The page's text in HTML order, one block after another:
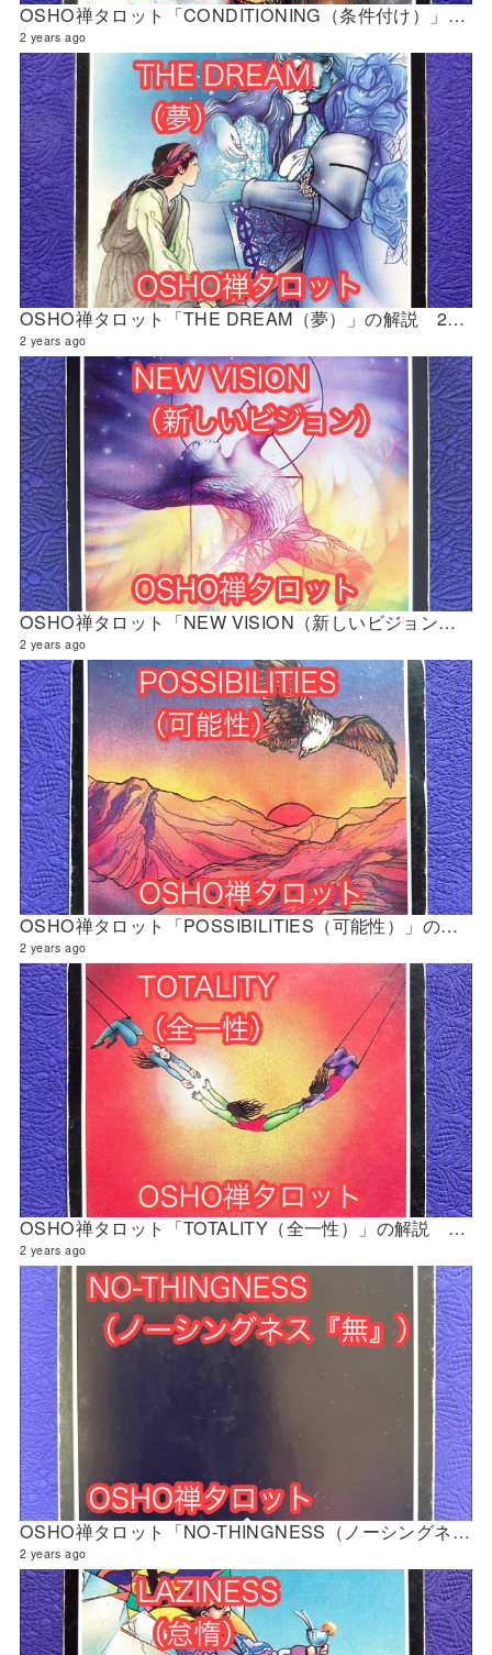
OSHO禅タロット「CONDITIONING（条件付け）」の解説 2024年5月の門鑑定（財門）
2 years ago
OSHO禅タロット「THE DREAM（夢）」の解説 2024年5月の門鑑定（創門）
2 years ago
OSHO禅タロット「NEW VISION（新しいビジョン）」の解説 2024年5月の門鑑定（立門）
2 years ago
OSHO禅タロット「POSSIBILITIES（可能性）」の解説 2024年4月の門鑑定（財門）
2 years ago
OSHO禅タロット「TOTALITY（全一性）」の解説 2024年4月の門鑑定（創門）
2 years ago
OSHO禅タロット「NO-THINGNESS（ノーシングネス『無』）」の解説 2024年4月の門鑑定（立門）
2 years ago